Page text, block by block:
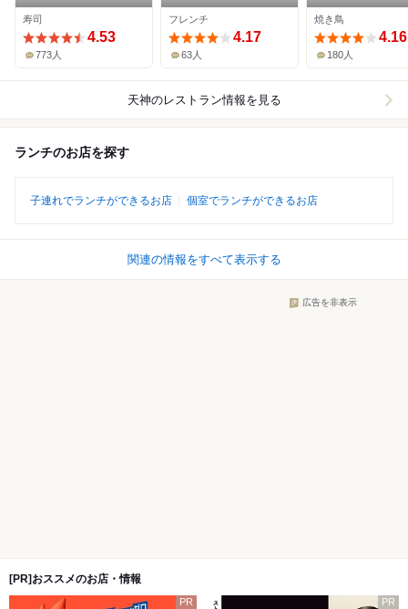
寿司
4.53
773人
フレンチ
4.17
63人
焼き鳥
4.16
180人
天神のレストラン情報を見る
ランチのお店を探す
子連れでランチができるお店 個室でランチができるお店
関連の情報をすべて表示する
広告を非表示
[PR]おススメのお店・情報
PR PR